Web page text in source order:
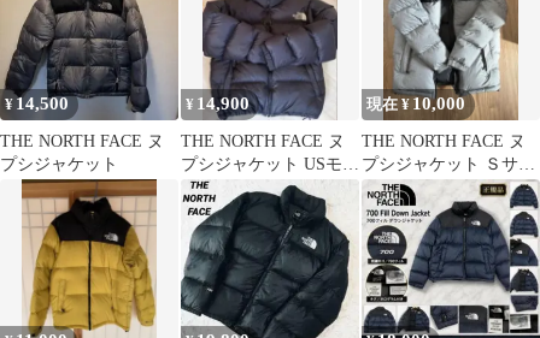
¥ 14,500
THE NORTH FACE ヌ
プシジャケット
¥ 14,900
THE NORTH FACE ヌ
プシジャケット USモデ
ル
現在 ¥10,000
THE NORTH FACE ヌ
プシジャケット Ｓサイ
ズ